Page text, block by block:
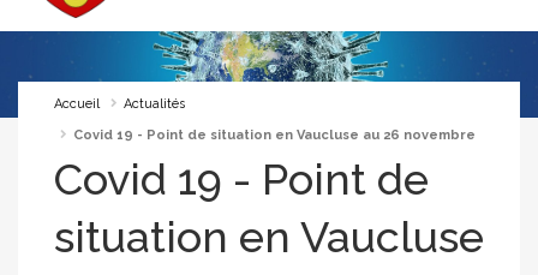
×
Accueil
Actualités
Covid 19 - Point de situation en Vaucluse au 26 novembre
Covid 19 - Point de
situation en Vaucluse